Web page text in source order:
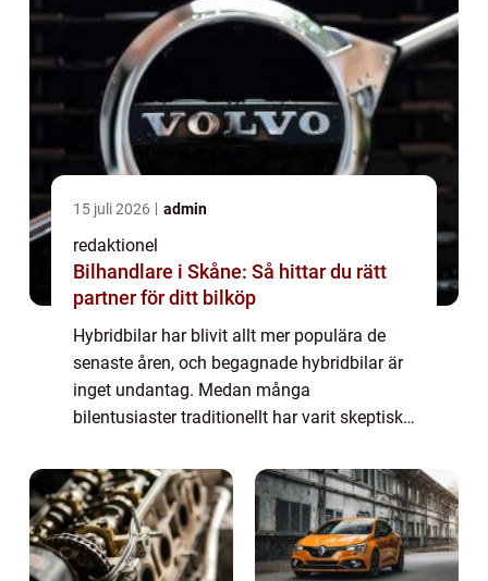
15 juli 2026 admin
redaktionel
Bilhandlare i Skåne: Så hittar du rätt
partner för ditt bilköp
Hybridbilar har blivit allt mer populära de
senaste åren, och begagnade hybridbilar är
inget undantag. Medan många
bilentusiaster traditionellt har varit skeptiska
och tillförlitlighet gjort dem till ett ...